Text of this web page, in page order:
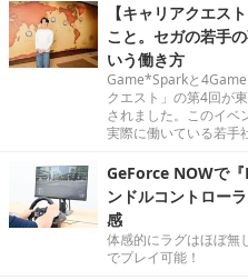
【キャリアクエス
こと。セガの若手
いう働き方
Game*Sparkと
クエスト」の第4回が
されました。このイベ
実際に働いている若手
GeForce NOWで
ンドルコントロー
感
体感的にラグはほぼ無
でプレイ可能！